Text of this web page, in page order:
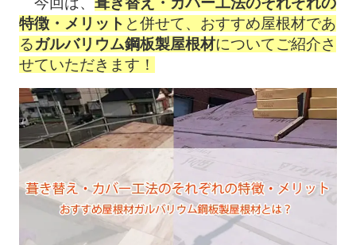
特徴・メリット と併せて、おすすめ屋根材であ
るガルバリウム鋼板製屋根材についてご紹介さ
せていただきます！